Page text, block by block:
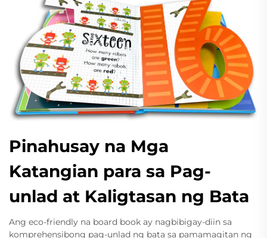
Pinahusay na Mga
Katangian para sa Pag-
unlad at Kaligtasan ng Bata
Ang eco-friendly na board book ay nagbibigay-diin sa
komprehensibong pag-unlad ng bata sa pamamagitan ng